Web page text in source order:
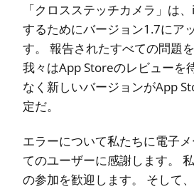
「クロスステッチカメラ」は
するためにバージョン1.7にア
す。 報告されたすべての問題を
我々はApp Storeのレビューを
なく新しいバージョンがApp
定だ。
エラーについて私たちに電子
てのユーザーに感謝します。
の参加を歓迎します。 そして